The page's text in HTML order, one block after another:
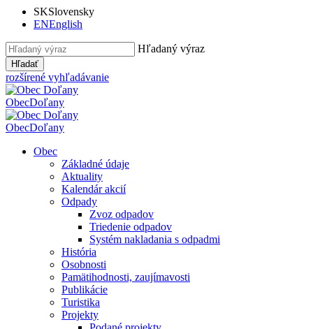
SKSlovensky
ENEnglish
Hľadaný výraz
Hľadať
rozšírené vyhľadávanie
ObecDoľany
ObecDoľany
Obec
Základné údaje
Aktuality
Kalendár akcií
Odpady
Zvoz odpadov
Triedenie odpadov
Systém nakladania s odpadmi
História
Osobnosti
Pamätihodnosti, zaujímavosti
Publikácie
Turistika
Projekty